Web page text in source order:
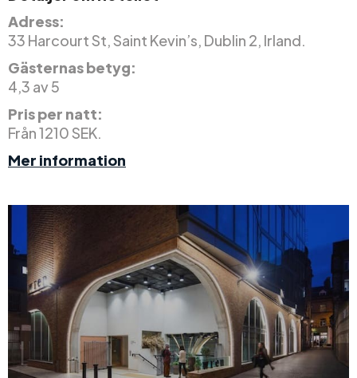
Adress:
33 Harcourt St, Saint Kevin’s, Dublin 2, Irland.
Gästernas betyg:
4,3 av 5
Pris per natt:
Från 1210 SEK.
Mer information